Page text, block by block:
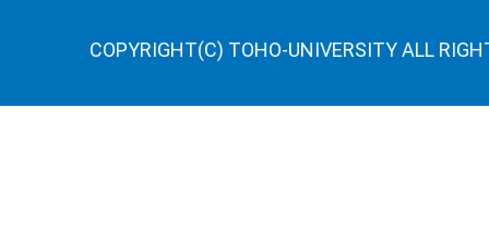
COPYRIGHT(C) TOHO-UNIVERSITY ALL